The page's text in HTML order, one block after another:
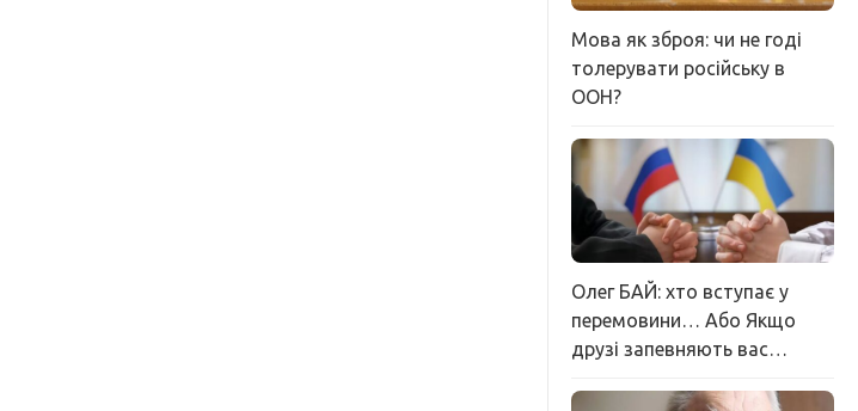
Мова як зброя: чи не годі
толерувати російську в
ООН?
Олег БАЙ: хто вступає у
перемовини… Або Якщо
друзі запевняють вас…